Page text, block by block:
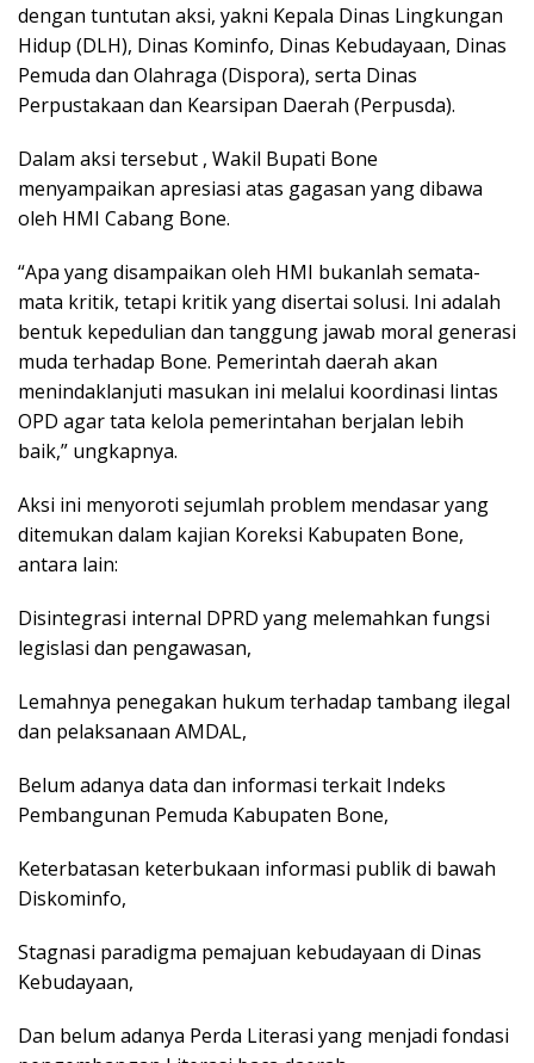
dengan tuntutan aksi, yakni Kepala Dinas Lingkungan
Hidup (DLH), Dinas Kominfo, Dinas Kebudayaan, Dinas
Pemuda dan Olahraga (Dispora), serta Dinas
Perpustakaan dan Kearsipan Daerah (Perpusda).
Dalam aksi tersebut , Wakil Bupati Bone
menyampaikan apresiasi atas gagasan yang dibawa
oleh HMI Cabang Bone.
“Apa yang disampaikan oleh HMI bukanlah semata-
mata kritik, tetapi kritik yang disertai solusi. Ini adalah
bentuk kepedulian dan tanggung jawab moral generasi
muda terhadap Bone. Pemerintah daerah akan
menindaklanjuti masukan ini melalui koordinasi lintas
OPD agar tata kelola pemerintahan berjalan lebih
baik,” ungkapnya.
Aksi ini menyoroti sejumlah problem mendasar yang
ditemukan dalam kajian Koreksi Kabupaten Bone,
antara lain:
Disintegrasi internal DPRD yang melemahkan fungsi
legislasi dan pengawasan,
Lemahnya penegakan hukum terhadap tambang ilegal
dan pelaksanaan AMDAL,
Belum adanya data dan informasi terkait Indeks
Pembangunan Pemuda Kabupaten Bone,
Keterbatasan keterbukaan informasi publik di bawah
Diskominfo,
Stagnasi paradigma pemajuan kebudayaan di Dinas
Kebudayaan,
Dan belum adanya Perda Literasi yang menjadi fondasi